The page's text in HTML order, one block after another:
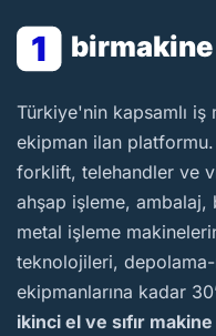
1 birmakine
BirMakine
Türkiye'nin kapsamlı
ekipman ilan
forklift, telehandler ve
ahşap işleme, ambalaj,
metal işleme
teknolojileri,
ekipmanlarına kadar
ikinci el ve sıfır makine